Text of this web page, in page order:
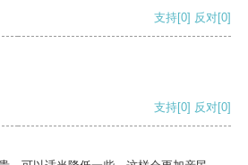
支持[0] 反对[0]
支持[0] 反对[0]